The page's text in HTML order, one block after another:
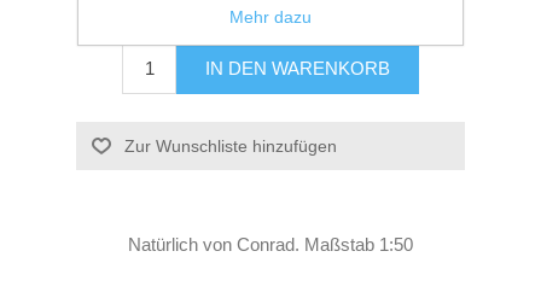
zzgl.Versand
Natürlich von Conrad. Maßstab 1:50
Mehr dazu